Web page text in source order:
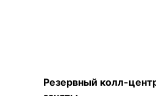
Резервный колл-